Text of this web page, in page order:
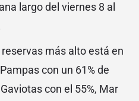
largo del viernes 8 al
más alto está en
con un 61% de
con el 55%, Mar